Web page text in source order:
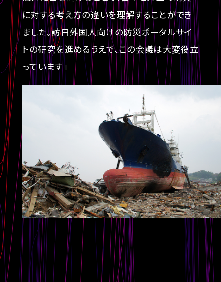
に対する考え方の違いを理解することができ
ました。訪日外国人向けの防災ポータルサイ
トの研究を進めるうえで、この会議は大変役立
っています」